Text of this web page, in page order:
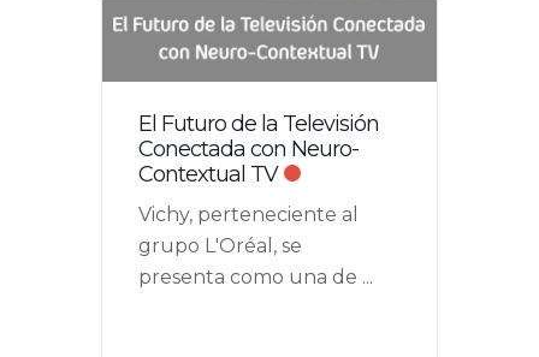
El Futuro de la Televisión
Conectada con Neuro-
Contextual TV
Vichy, perteneciente al
grupo L'Oréal, se
presenta como una de ...